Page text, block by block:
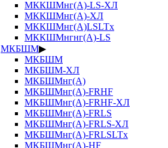
МККШМнг(А)-LS-ХЛ
МККШМнг(А)-ХЛ
МККШМнг(А)LSLTx
МККШМнгнг(А)-LS
МКБШМ▶
МКБШМ
МКБШМ-ХЛ
МКБШМнг(А)
МКБШМнг(А)-FRHF
МКБШМнг(А)-FRHF-ХЛ
МКБШМнг(А)-FRLS
МКБШМнг(А)-FRLS-ХЛ
МКБШМнг(А)-FRLSLTx
МКБШМнг(А)-HF